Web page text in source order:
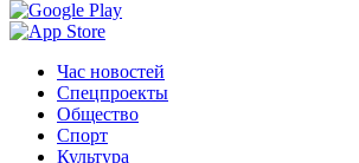
Час новостей
Спецпроекты
Общество
Спорт
Культура